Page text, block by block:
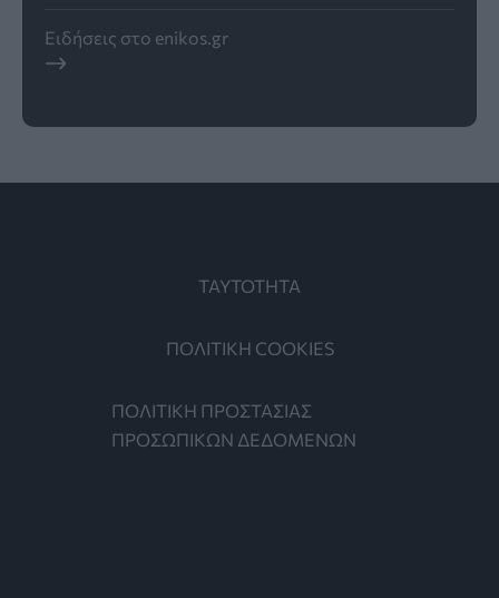
Ειδήσεις στο enikos.gr
ΤΑΥΤΟΤΗΤΑ
ΠΟΛΙΤΙΚΗ COOKIES
ΠΟΛΙΤΙΚΗ ΠΡΟΣΤΑΣΙΑΣ
ΠΡΟΣΩΠΙΚΩΝ ΔΕΔΟΜΕΝΩΝ